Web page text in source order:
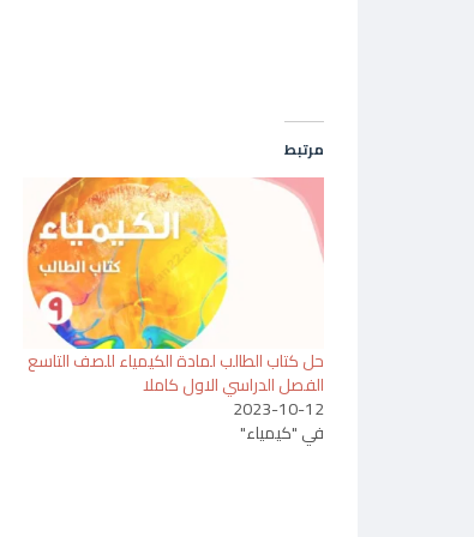
مرتبط
حل كتاب الطالب لمادة الكيمياء للصف التاسع
الفصل الدراسي الاول كاملا
2023-10-12
في "كيمياء"